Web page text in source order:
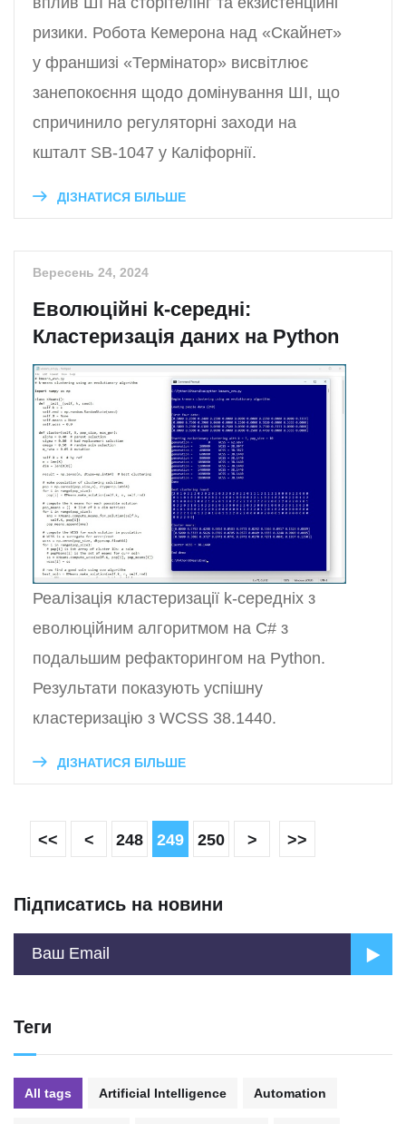
ризики. Робота Кемерона над «Скайнет»
у франшизі «Термінатор» висвітлює
занепокоєння щодо домінування ШІ, що
спричинило регуляторні заходи на
кшталт SB-1047 у Каліфорнії.
ДІЗНАТИСЯ БІЛЬШЕ
Вересень 24, 2024
Еволюційні k-середні:
Кластеризація даних на Python
Реалізація кластеризації k-середніх з
еволюційним алгоритмом на C# з
подальшим рефакторингом на Python.
Результати показують успішну
кластеризацію з WCSS 38.1440.
ДІЗНАТИСЯ БІЛЬШЕ
<< < 248 249 250 > >>
Підписатись на новини
Теги
All tags Artificial Intelligence Automation